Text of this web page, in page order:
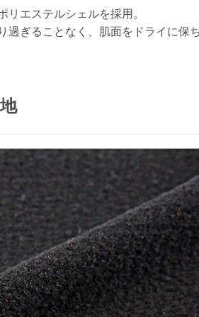
エステルシェルを採用。
過ぎることなく、肌面をドライに保